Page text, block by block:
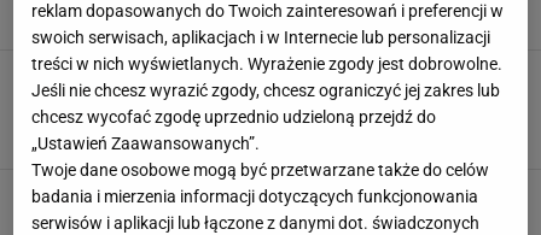
Anna Goworek,19 LIPCA 2026, 14:00
Dopiero po latach wyznała, dlaczego odeszła z
Ich Troje. Tak dziś wygląda Justyna Majkowska
Anna Goworek,
W salonie Justyny Majkowskiej aż chce się
odpocząć. Tylko spójrzcie na ten kominek
reklam dopasowanych do Twoich zainteresowań i preferencji w
swoich serwisach, aplikacjach i w Internecie lub personalizacji
treści w nich wyświetlanych. Wyrażenie zgody jest dobrowolne.
Jeśli nie chcesz wyrazić zgody, chcesz ograniczyć jej zakres lub
chcesz wycofać zgodę uprzednio udzieloną przejdź do
„Ustawień Zaawansowanych”.
Twoje dane osobowe mogą być przetwarzane także do celów
badania i mierzenia informacji dotyczących funkcjonowania
serwisów i aplikacji lub łączone z danymi dot. świadczonych